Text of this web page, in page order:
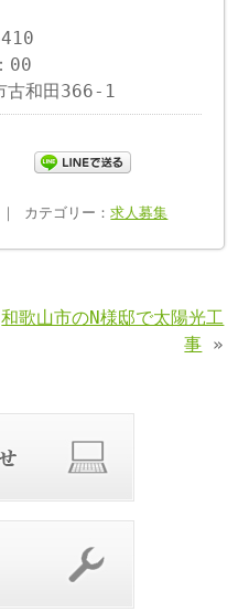
00
古和田366-1
カテゴリー：求人募集
和歌山市のN様邸で太陽光工
事 »